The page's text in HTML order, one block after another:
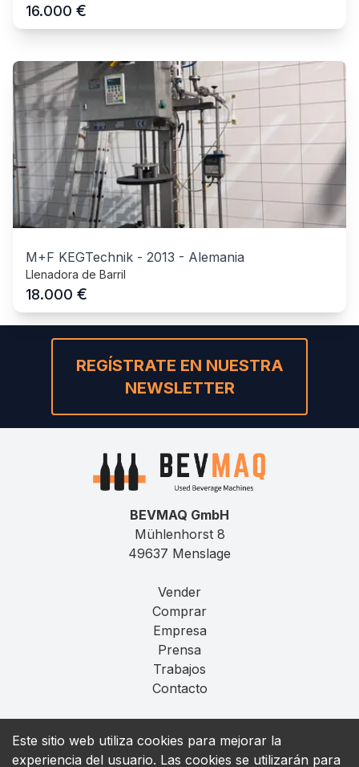
16.000 €
M+F KEGTechnik - 2013 - Alemania
Llenadora de Barril
18.000 €
Este sitio web utiliza cookies para mejorar la
experiencia del usuario. Las cookies se utilizarán para
REGÍSTRATE EN NUESTRA
NEWSLETTER
BEVMAQ GmbH
Mühlenhorst 8
49637 Menslage
Vender
Comprar
Empresa
Prensa
Trabajos
Contacto
Privacidad